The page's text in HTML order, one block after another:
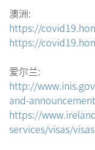
澳洲:
https://
https://
爱尔兰:
http://
and-
https://
services/visas/